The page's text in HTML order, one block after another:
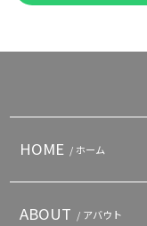
HOME / ホーム
ABOUT / アバウト